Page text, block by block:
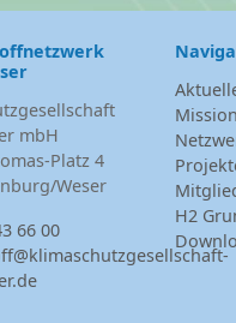
mbH
Platz 4
Weser
66 00
Mission
H2